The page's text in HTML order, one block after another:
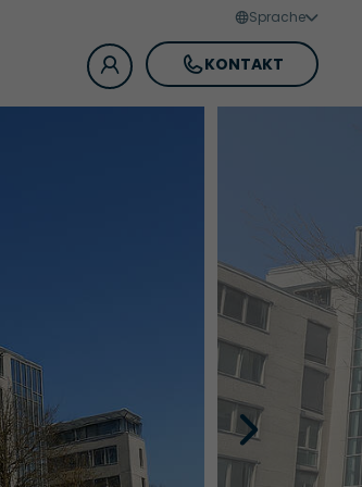
Sprache
KONTAKT